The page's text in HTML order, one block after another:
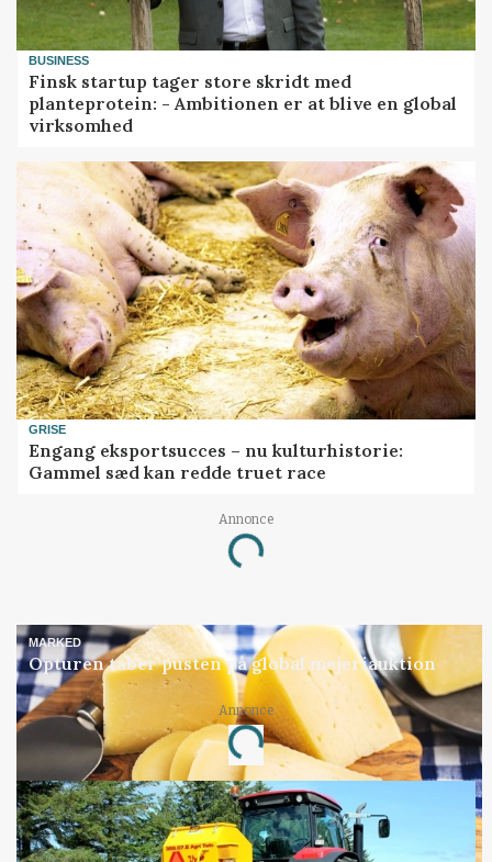
BUSINESS
Finsk startup tager store skridt med
planteprotein: - Ambitionen er at blive en global
virksomhed
GRISE
Engang eksportsucces – nu kulturhistorie:
Gammel sæd kan redde truet race
Annonce
Loading...
MARKED
Opturen taber pusten på global mejeriauktion
Annonce
Loading...